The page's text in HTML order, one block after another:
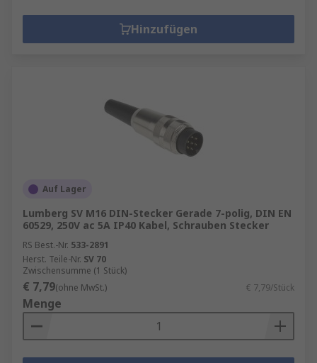
Hinzufügen
Auf Lager
Lumberg SV M16 DIN-Stecker Gerade 7-polig, DIN EN
60529, 250V ac 5A IP40 Kabel, Schrauben Stecker
RS Best.-Nr. 533-2891
Herst. Teile-Nr. SV 70
Zwischensumme (1 Stück)
€ 7,79(ohne MwSt.) € 7,79/Stück
Menge